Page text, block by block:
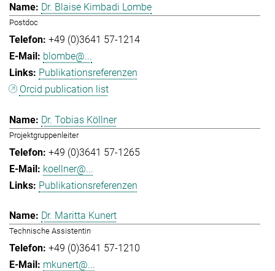
Dr. Blaise Kimbadi Lombe
Postdoc
+49 (0)3641 57-1214
blombe@...
Publikationsreferenzen
Orcid publication list
Dr. Tobias Köllner
Projektgruppenleiter
+49 (0)3641 57-1265
koellner@...
Publikationsreferenzen
Dr. Maritta Kunert
Technische Assistentin
+49 (0)3641 57-1210
mkunert@...